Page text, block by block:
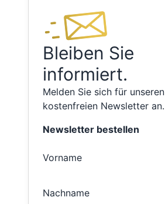
Bleiben Sie
informiert.
Melden Sie sich für unseren
kostenfreien Newsletter an.